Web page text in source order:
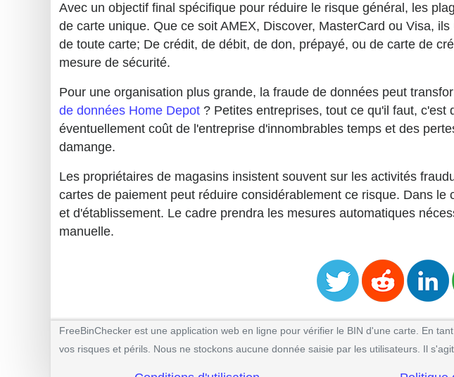
Avec un objectif final spécifique pour réduire le risque général, les
de carte unique. Que ce soit AMEX, Discover, MasterCard ou Visa,
de toute carte; De crédit, de débit, de don, prépayé, ou de carte de
mesure de sécurité.
Pour une organisation plus grande, la fraude de données peut
de données Home Depot ? Petites entreprises, tout ce qu'il faut,
éventuellement coût de l'entreprise d'innombrables temps et des
damange.
Les propriétaires de magasins insistent souvent sur les activités
cartes de paiement peut réduire considérablement ce risque. Dans
et d'établissement. Le cadre prendra les mesures automatiques
manuelle.
FreeBinChecker est une application web en ligne pour vérifier le BIN d'une carte. En
vos risques et périls. Nous ne stockons aucune donnée saisie par les utilisateurs. Il